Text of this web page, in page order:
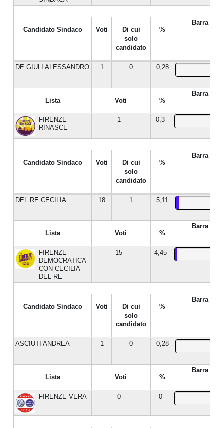
Candidato Sindaco Voti
Di cui
solo
candidato
%
Barra %
DE GIULI ALESSANDRO 1 0 0,28
Lista Voti %
Barra %
FIRENZE
RINASCE
1 0,3
Candidato Sindaco Voti
Di cui
solo
candidato
%
Barra %
DEL RE CECILIA 18 1 5,11
Lista Voti %
Barra %
FIRENZE
DEMOCRATICA
CON CECILIA
DEL RE
15 4,45
Candidato Sindaco Voti
Di cui
solo
candidato
%
Barra %
ASCIUTI ANDREA 1 0 0,28
Lista Voti %
Barra %
FIRENZE VERA 0 0